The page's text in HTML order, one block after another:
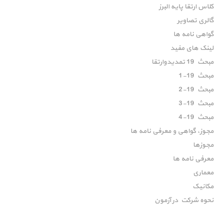
کلاس ارتقا پایه البرز
گالری تصاویر
گواهی نامه ها
لینک های مفید
مبحث 19 تمدیدوارتقا
مبحث 19-1
مبحث 19-2
مبحث 19-3
مبحث 19-4
مجوز، گواهی و معرفی نامه ها
مجوزها
معرفی نامه ها
معماری
مکانیک
نحوه شرکت در آزمون